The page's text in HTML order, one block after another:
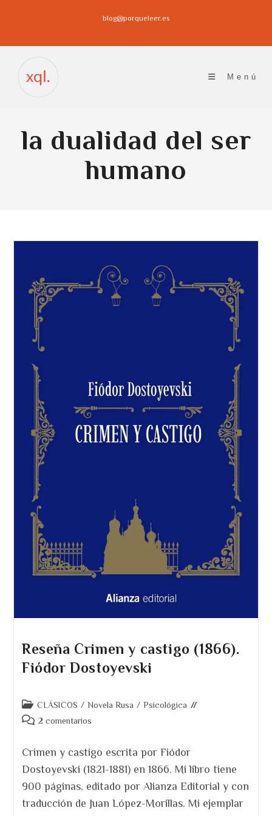
blog@porqueleer.es
Menú
la dualidad del ser
humano
Reseña Crimen y castigo (1866).
Fiódor Dostoyevski
Categoría
de
CLÁSICOS / Novela Rusa / Psicológica
Comentarios
entrada:
2 comentarios
Crimen y castigo escrita por Fiódor
Dostoyevski (1821-1881) en 1866. Mi libro tiene
900 páginas, editado por Alianza Editorial y con
traducción de Juan López-Morillas. Mi ejemplar